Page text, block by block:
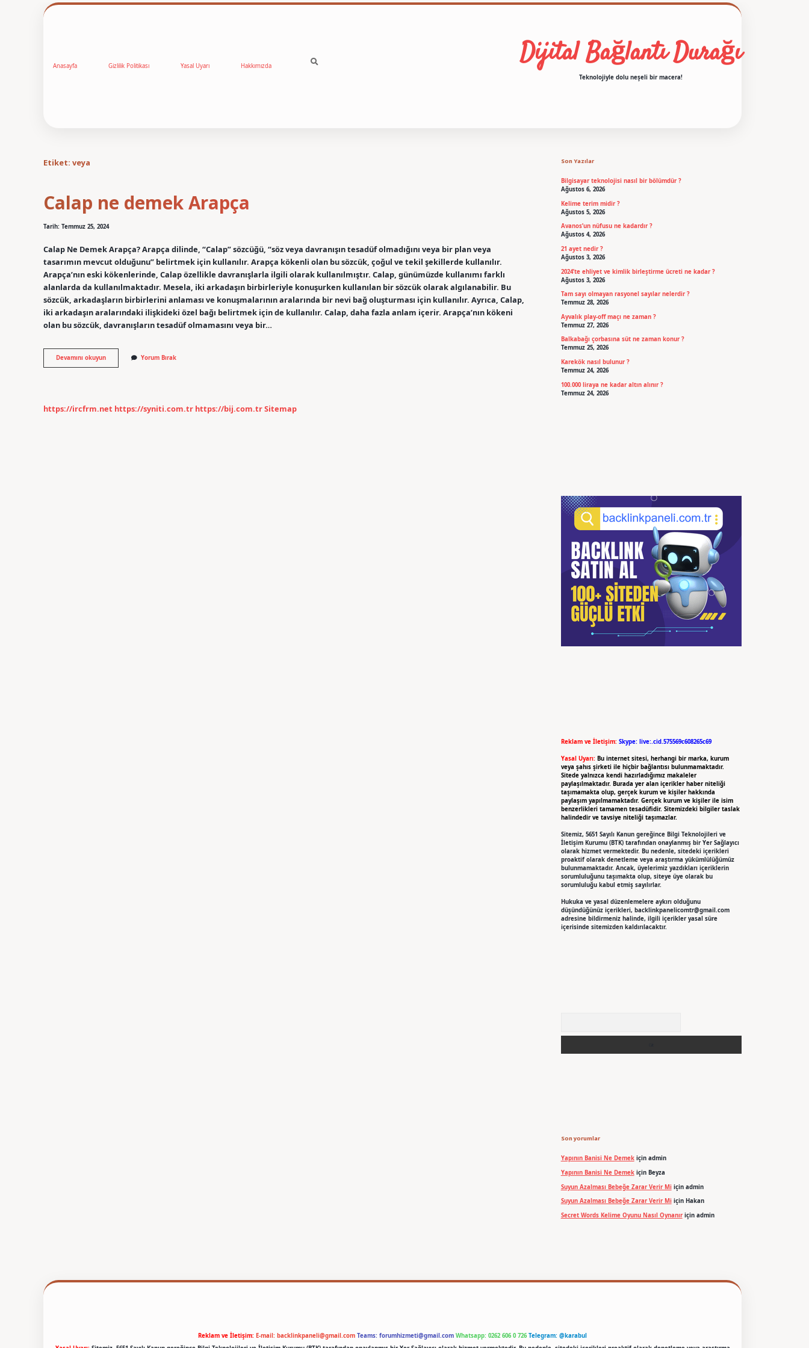
Anasayfa Gizlilik Politikası Yasal Uyarı Hakkımızda Dijital Bağlantı Durağı
Teknolojiyle dolu neşeli bir macera!
Etiket: veya
Calap ne demek Arapça
Tarih: Temmuz 25, 2024
Calap Ne Demek Arapça? Arapça dilinde, “Calap” sözcüğü, “söz veya davranışın tesadüf olmadığını veya bir plan veya
tasarımın mevcut olduğunu” belirtmek için kullanılır. Arapça kökenli olan bu sözcük, çoğul ve tekil şekillerde kullanılır.
Arapça’nın eski kökenlerinde, Calap özellikle davranışlarla ilgili olarak kullanılmıştır. Calap, günümüzde kullanımı farklı
alanlarda da kullanılmaktadır. Mesela, iki arkadaşın birbirleriyle konuşurken kullanılan bir sözcük olarak algılanabilir. Bu
sözcük, arkadaşların birbirlerini anlaması ve konuşmalarının aralarında bir nevi bağ oluşturması için kullanılır. Ayrıca, Calap,
iki arkadaşın aralarındaki ilişkideki özel bağı belirtmek için de kullanılır. Calap, daha fazla anlam içerir. Arapça’nın kökeni
olan bu sözcük, davranışların tesadüf olmamasını veya bir…
Devamını okuyunCalap
ne
Yorum Bırak
https://ircfrm.net https://syniti.com.tr https://bij.com.trSitemap
Son Yazılar
Bilgisayar teknolojisi nasıl bir bölümdür ?
Ağustos 6, 2026
Kelime terim midir ?
Ağustos 5, 2026
Avanos’un nüfusu ne kadardır ?
Ağustos 4, 2026
21 ayet nedir ?
Ağustos 3, 2026
2024’te ehliyet ve kimlik birleştirme ücreti ne kadar ?
Ağustos 3, 2026
Tam sayı olmayan rasyonel sayılar nelerdir ?
Temmuz 28, 2026
Ayvalık play-off maçı ne zaman ?
Temmuz 27, 2026
Balkabağı çorbasına süt ne zaman konur ?
Temmuz 25, 2026
Karekök nasıl bulunur ?
Temmuz 24, 2026
100.000 liraya ne kadar altın alınır ?
Temmuz 24, 2026
Reklam ve İletişim: Skype: live:.cid.575569c608265c69
Yasal Uyarı: Bu internet sitesi, herhangi bir marka, kurum
veya şahıs şirketi ile hiçbir bağlantısı bulunmamaktadır.
Sitede yalnızca kendi hazırladığımız makaleler
paylaşılmaktadır. Burada yer alan içerikler haber niteliği
taşımamakta olup, gerçek kurum ve kişiler hakkında
paylaşım yapılmamaktadır. Gerçek kurum ve kişiler ile isim
benzerlikleri tamamen tesadüfidir. Sitemizdeki bilgiler taslak
halindedir ve tavsiye niteliği taşımazlar.
Sitemiz, 5651 Sayılı Kanun gereğince Bilgi Teknolojileri ve
İletişim Kurumu (BTK) tarafından onaylanmış bir Yer Sağlayıcı
olarak hizmet vermektedir. Bu nedenle, sitedeki içerikleri
proaktif olarak denetleme veya araştırma yükümlülüğümüz
bulunmamaktadır. Ancak, üyelerimiz yazdıkları içeriklerin
sorumluluğunu taşımakta olup, siteye üye olarak bu
sorumluluğu kabul etmiş sayılırlar.
Hukuka ve yasal düzenlemelere aykırı olduğunu
düşündüğünüz içerikleri, backlinkpanelicomtr@gmail.com
adresine bildirmeniz halinde, ilgili içerikler yasal süre
içerisinde sitemizden kaldırılacaktır.
Son yorumlar
Yapının Banisi Ne Demekiçin admin
Yapının Banisi Ne Demekiçin Beyza
Suyun Azalması Bebeğe Zarar Verir Miiçin admin
Suyun Azalması Bebeğe Zarar Verir Miiçin Hakan
Secret Words Kelime Oyunu Nasıl Oynanıriçin admin
Reklam ve İletişim: E-mail: backlinkpaneli@gmail.com Teams: forumhizmeti@gmail.com Whatsapp: 0262 606 0 726 Telegram: @karabul